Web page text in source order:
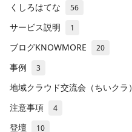
くしろはてな 56
サービス説明 1
ブログKNOWMORE 20
事例 3
地域クラウド交流会（ちいクラ）
注意事項 4
登壇 10